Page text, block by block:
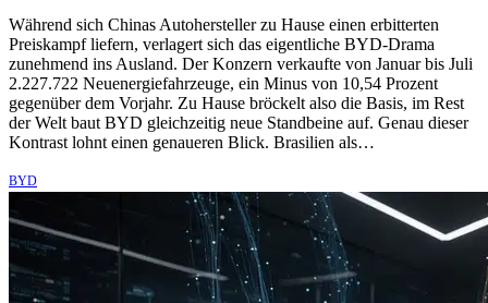
Während sich Chinas Autohersteller zu Hause einen erbitterten
Preiskampf liefern, verlagert sich das eigentliche BYD-Drama
zunehmend ins Ausland. Der Konzern verkaufte von Januar bis Juli
2.227.722 Neuenergiefahrzeuge, ein Minus von 10,54 Prozent
gegenüber dem Vorjahr. Zu Hause bröckelt also die Basis, im Rest
der Welt baut BYD gleichzeitig neue Standbeine auf. Genau dieser
Kontrast lohnt einen genaueren Blick. Brasilien als…
BYD